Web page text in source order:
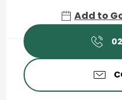
Add to